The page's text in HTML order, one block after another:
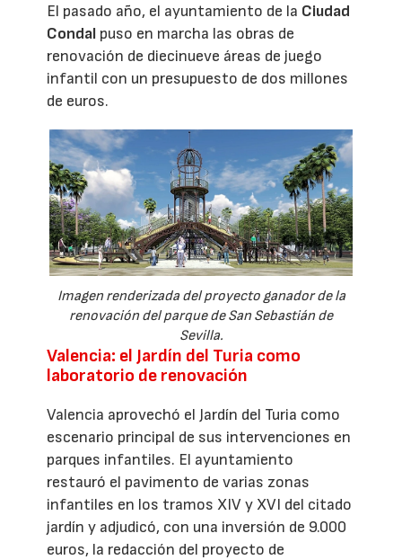
El pasado año, el ayuntamiento de la Ciudad
Condal puso en marcha las obras de
renovación de diecinueve áreas de juego
infantil con un presupuesto de dos millones
de euros.
Imagen renderizada del proyecto ganador de la
renovación del parque de San Sebastián de
Sevilla.
Valencia: el Jardín del Turia como
laboratorio de renovación
Valencia aprovechó el Jardín del Turia como
escenario principal de sus intervenciones en
parques infantiles. El ayuntamiento
restauró el pavimento de varias zonas
infantiles en los tramos XIV y XVI del citado
jardín y adjudicó, con una inversión de 9.000
euros, la redacción del proyecto de